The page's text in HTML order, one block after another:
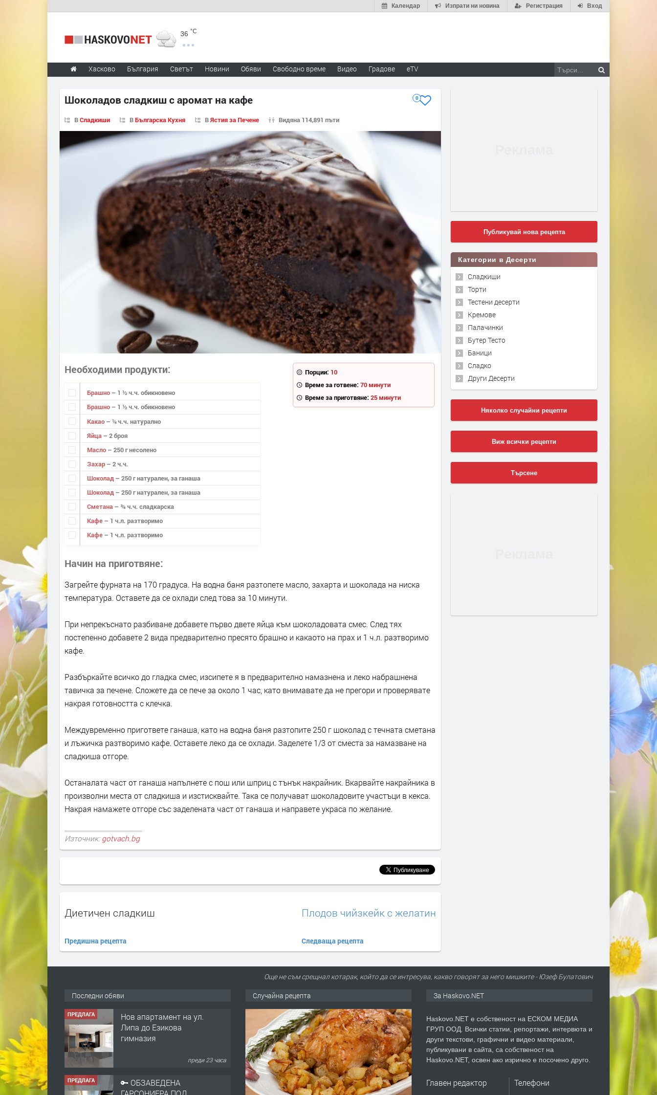
Вход
Регистрация
Изпрати ни новина
Календар
36 °C
Хасково България Светът Новини Обяви Свободно време Видео Градове eTV
Шоколадов сладкиш с аромат на кафе 0
ВСладкиши ВБългарска Кухня ВЯстия за Печене Видяна 114,891 пъти
Порции: 10
Време за готвене: 70 минути
Време за приготвяне: 25 минути
Необходими продукти
Брашно – 1 ½ ч.ч. обикновено
Брашно – 1 ½ ч.ч. обикновено
Какао – ¼ ч.ч. натурално
Яйца – 2 броя
Масло – 250 г несолено
Захар – 2 ч.ч.
Шоколад – 250 г натурален, за ганаша
Шоколад – 250 г натурален, за ганаша
Сметана – ¾ ч.ч. сладкарска
Кафе – 1 ч.л. разтворимо
Кафе – 1 ч.л. разтворимо
Начин на приготвяне
Загрейте фурната на 170 градуса. На водна баня разтопете масло, захарта и шоколада на ниска
температура. Оставете да се охлади след това за 10 минути.
При непрекъснато разбиване добавете първо двете яйца към шоколадовата смес. След тях
постепенно добавете 2 вида предварително пресято брашно и какаото на прах и 1 ч.л. разтворимо
кафе.
Разбъркайте всичко до гладка смес, изсипете я в предварително намазнена и леко набрашнена
тавичка за печене. Сложете да се пече за около 1 час, като внимавате да не прегори и проверявате
накрая готовността с клечка.
Междувременно пригответе ганаша, като на водна баня разтопите 250 г шоколад с течната сметана
и лъжичка разтворимо кафе. Оставете леко да се охлади. Заделете 1/3 от сместа за намазване на
сладкиша отгоре.
Останалата част от ганаша напълнете с пош или шприц с тънък накрайник. Вкарвайте накрайника в
произволни места от сладкиша и изстисквайте. Така се получават шоколадовите участъци в кекса.
Накрая намажете отгоре със заделената част от ганаша и направете украса по желание.
Източник: gotvach.bg
Диетичен сладкиш
Предишна рецепта
Плодов чийзкейк с желатин
Следваща рецепта
Публикувай нова рецепта
Категории в Десерти
Сладкиши
Торти
Тестени десерти
Кремове
Палачинки
Бутер Тесто
Баници
Сладко
Други Десерти
Няколко случайни рецепти
Виж всички рецепти
Търсене
Още не съм срещнал котарак, който да се интресува, какво говорят за него мишките - Юзеф Булатович
Последни обяви
ПРЕДЛАГА
Нов апартамент на ул.
Липа до Езикова
гимназия
преди 23 часа
ПРЕДЛАГА
🔑 ОБЗАВЕДЕНА
Случайна рецепта За Haskovo.NET
Haskovo.NET е собственост на ЕСКОМ МЕДИА
ГРУП ООД. Всички статии, репортажи, интервюта и
други текстови, графични и видео материали,
публикувани в сайта, са собственост на
Haskovo.NET, освен ако изрично е посочено друго.
Главен редактор Телефони